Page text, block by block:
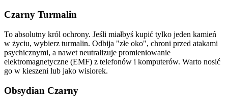
Czarny Turmalin
To absolutny król ochrony. Jeśli miałbyś kupić tylko jeden kamień
w życiu, wybierz turmalin. Odbija "złe oko", chroni przed atakami
psychicznymi, a nawet neutralizuje promieniowanie
elektromagnetyczne (EMF) z telefonów i komputerów. Warto nosić
go w kieszeni lub jako wisiorek.
Obsydian Czarny